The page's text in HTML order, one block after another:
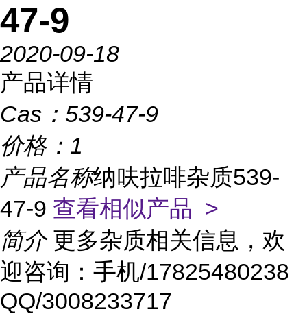
47-9
2020-09-18
产品详情
Cas： 539-47-9
价格： 1
产品名称纳呋拉啡杂质539-
47-9 查看相似产品 >
简介 更多杂质相关信息，欢
迎咨询：手机/17825480238
QQ/3008233717